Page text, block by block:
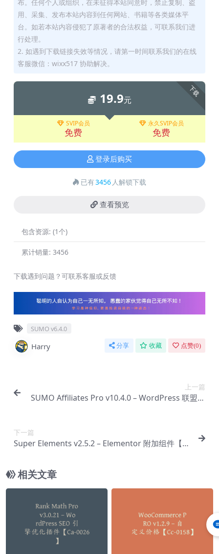
布。任何个人或组织，在未征得本站同意时，禁止复制、盗
用、采集、发布本站内容到任何网站、书籍等各类媒体平
台。如若本站内容侵犯了原著者的合法权益，可联系我们进
行处理。
2. 如遇到下载链接失效等情况，请第一时间联系我们的在线
客服微信：wixx517 协助解决。
下载
19.9元
SVIP会员
免费
永久SVIP会员
免费
登录后购买
已有3456 人解锁下载
查看预览
包含资源: (1个)
累计销量: 3456
下载遇到问题？可联系客服或反馈
SUMO v6.4.0
Harry 分享 收藏 点赞(0)
上一篇
SUMO Affiliates Pro v10.4.0 – WordPress 联盟插
下一篇
Super Elements v2.5.2 – Elementor 附加组件【C
相关文章